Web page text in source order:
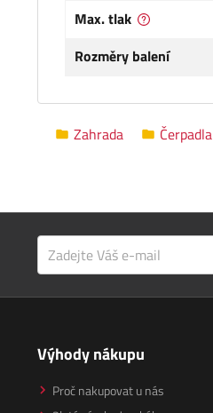
Max. tlak
Rozměry balení
Zahrada Čerpadla
Výhody nákupu
Proč nakupovat u nás